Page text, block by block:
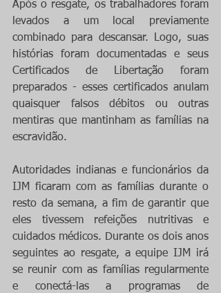
Após o resgate, os trabalhadores foram
levados a um local previamente
combinado para descansar. Logo, suas
histórias foram documentadas e seus
Certificados de Libertação foram
preparados - esses certificados anulam
quaisquer falsos débitos ou outras
mentiras que mantinham as famílias na
escravidão.
Autoridades indianas e funcionários da
IJM ficaram com as famílias durante o
resto da semana, a fim de garantir que
eles tivessem refeições nutritivas e
cuidados médicos. Durante os dois anos
seguintes ao resgate, a equipe IJM irá
se reunir com as famílias regularmente
e conectá-las a programas de